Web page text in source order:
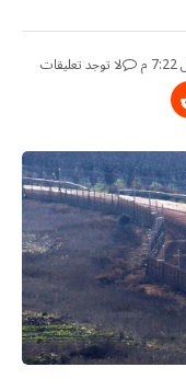
لا توجد تعليقات